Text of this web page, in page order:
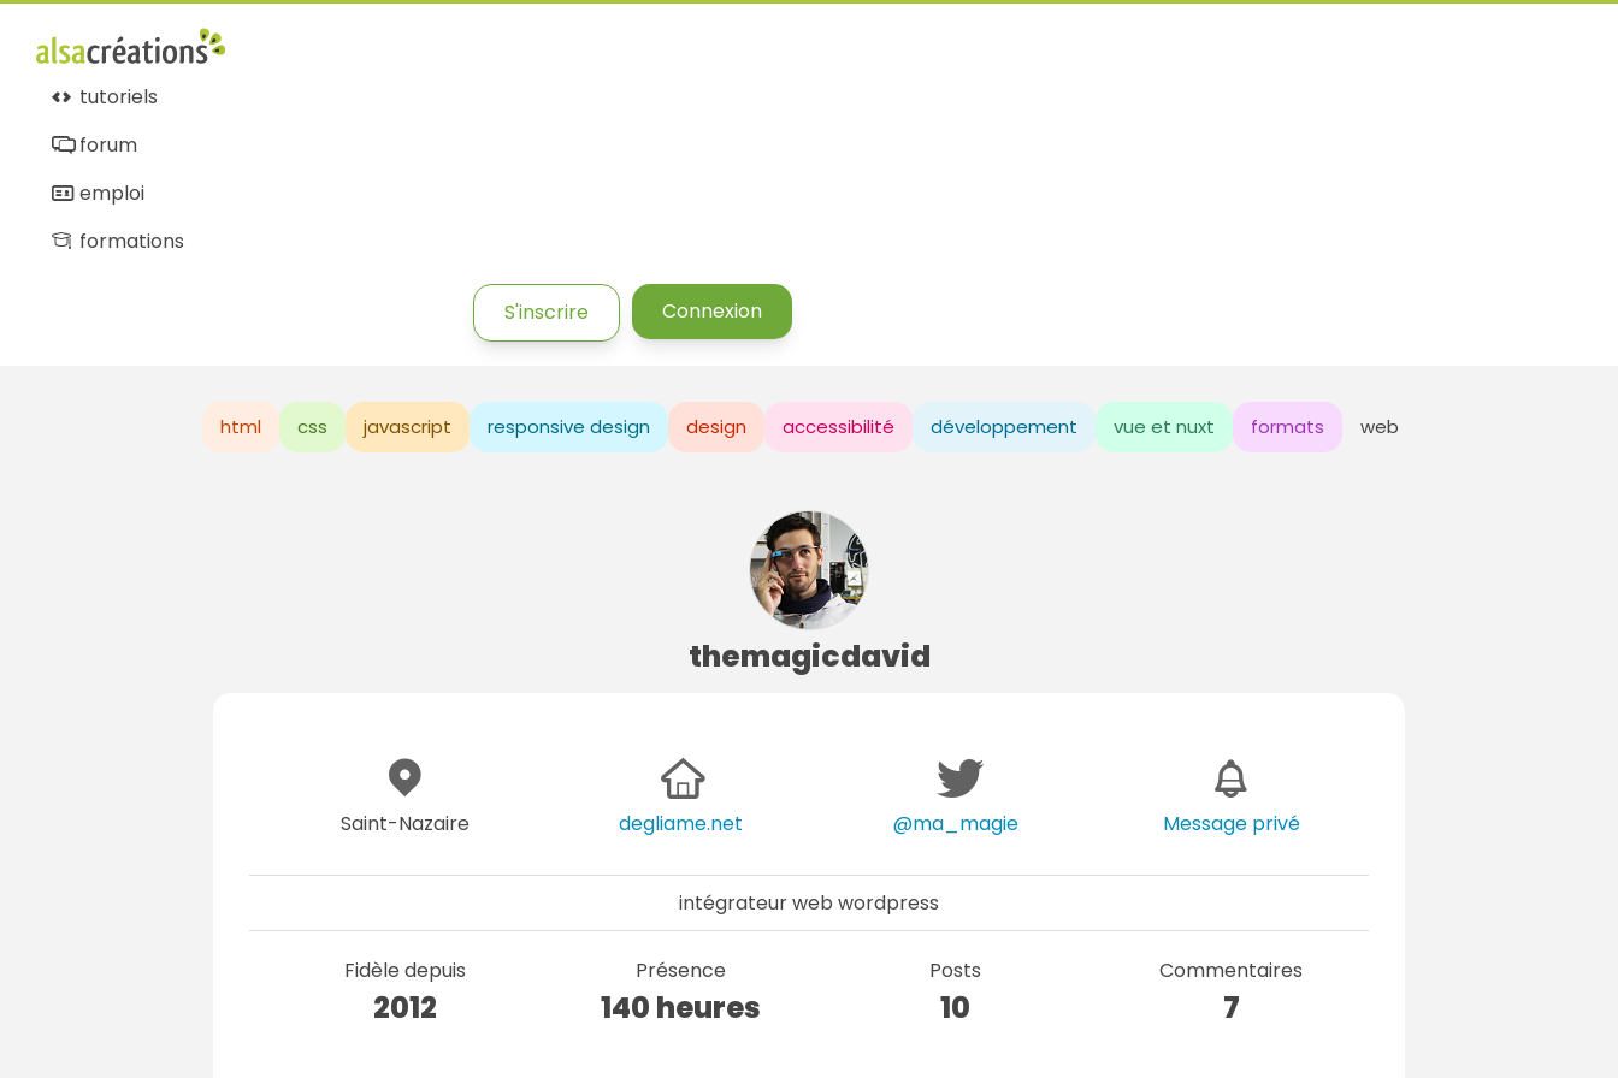
tutoriels
forum
emploi
formations
S'inscrire Connexion
html css javascript responsive design design accessibilité développement vue et nuxt formats web
themagicdavid
Saint-Nazaire degliame.net @ma_magie Message privé
intégrateur web wordpress
Fidèle depuis
2012
Présence
140 heures
Posts
10
Commentaires
7